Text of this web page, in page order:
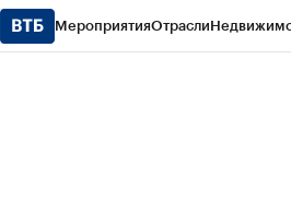
МероприятияОтрасли